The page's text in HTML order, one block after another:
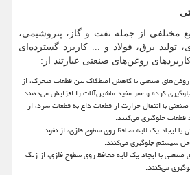
مختلفی از جمله نفت و گاز، پتروشیمی،
تولید برق، فولاد و ... کاربرد گسترده‌ای
روغن‌های صنعتی عبارتند از:
صنعتی با کاهش اصطکاک بین قطعات متحرک، از
کرده و عمر مفید ماشین‌آلات را افزایش می‌دهند.
با انتقال حرارت از قطعات داغ به قطعات سرد، از
جلوگیری می‌کنند.
ایجاد یک لایه محافظ روی سطوح فلزی، از نفوذ
سیستم جلوگیری می‌کنند.
با ایجاد یک لایه محافظ روی سطوح فلزی، از زنگ
می‌کنند.